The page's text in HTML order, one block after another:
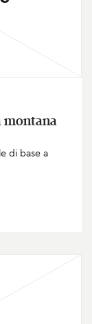
montana
di base a